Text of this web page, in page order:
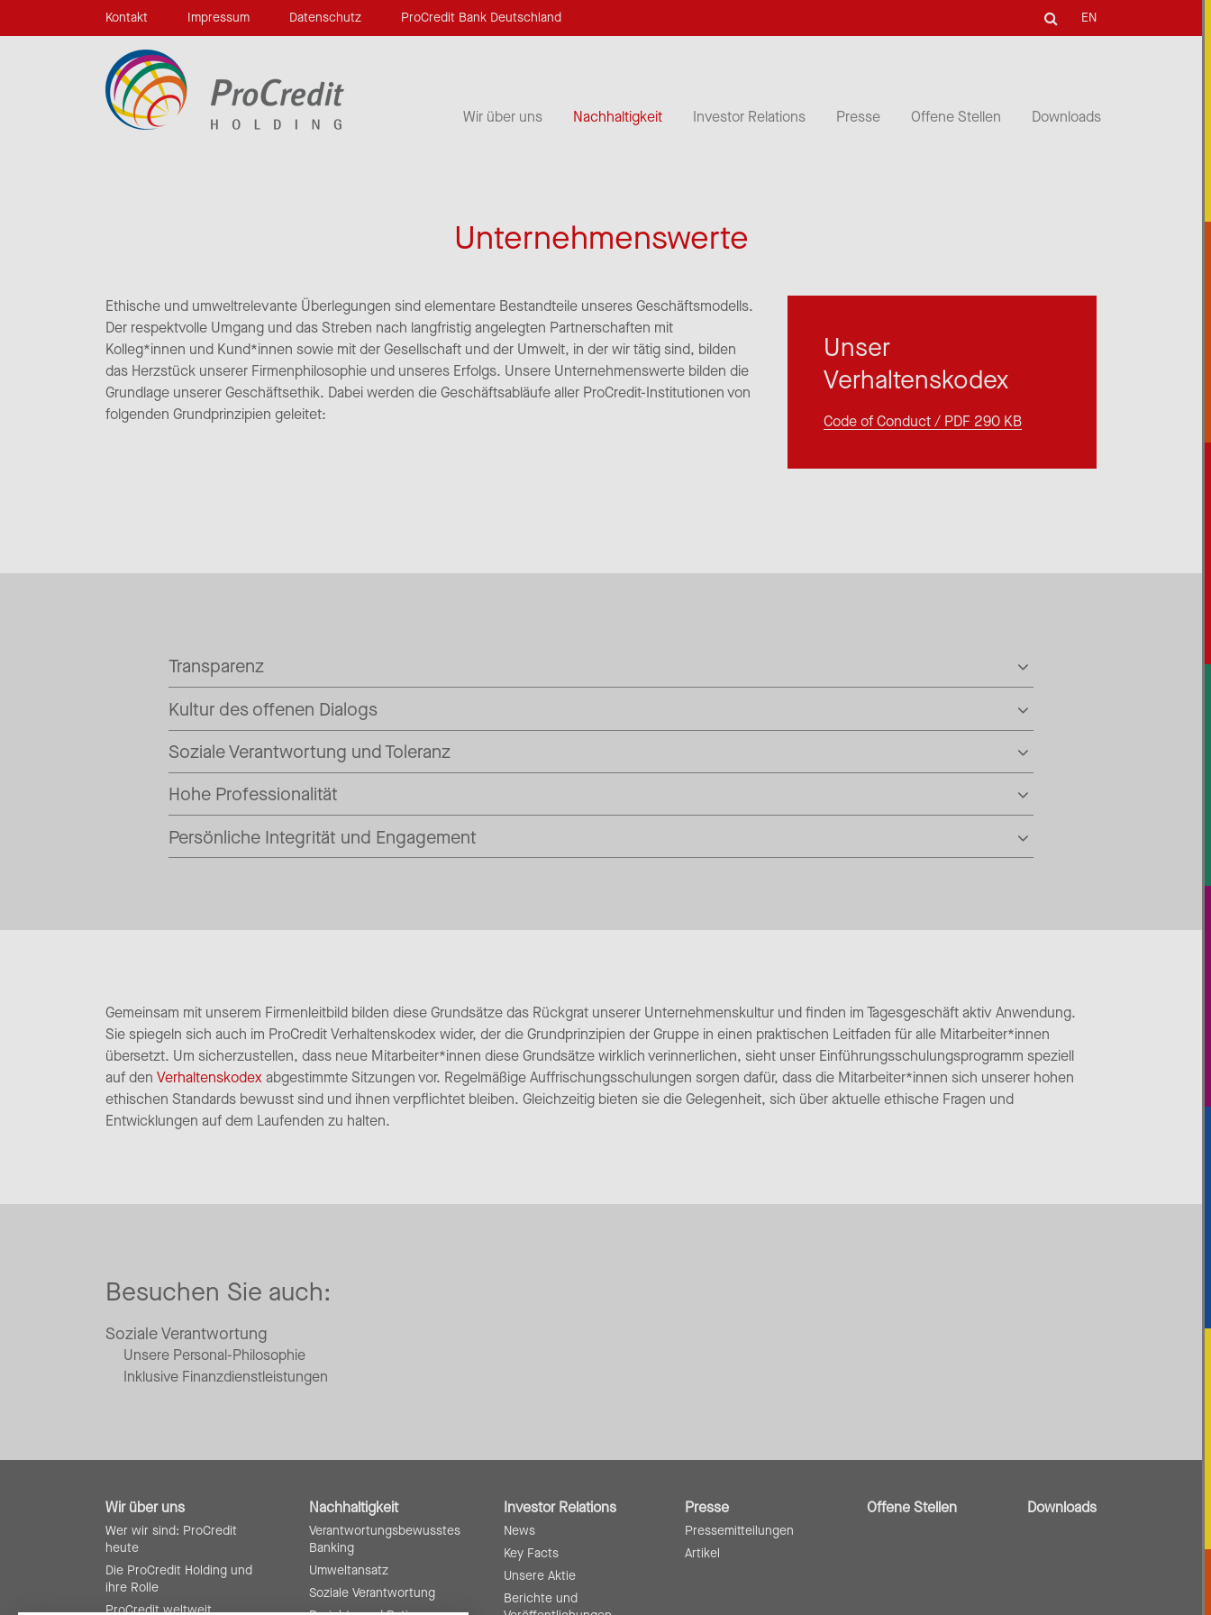
Kontakt Impressum Datenschutz ProCredit Bank Deutschland EN
Wir über uns Nachhaltigkeit Investor Relations Presse Offene Stellen Downloads
Unternehmenswerte
Ethische und umweltrelevante Überlegungen sind elementare Bestandteile unseres Geschäftsmodells.
Der respektvolle Umgang und das Streben nach langfristig angelegten Partnerschaften mit
Kolleg*innen und Kund*innen sowie mit der Gesellschaft und der Umwelt, in der wir tätig sind, bilden
das Herzstück unserer Firmenphilosophie und unseres Erfolgs. Unsere Unternehmenswerte bilden die
Grundlage unserer Geschäftsethik. Dabei werden die Geschäftsabläufe aller ProCredit-Institutionen von
folgenden Grundprinzipien geleitet:
Unser
Verhaltenskodex
Code of Conduct / PDF 290 KB
Transparenz
Kultur des offenen Dialogs
Soziale Verantwortung und Toleranz
Hohe Professionalität
Persönliche Integrität und Engagement
Gemeinsam mit unserem Firmenleitbild bilden diese Grundsätze das Rückgrat unserer Unternehmenskultur und finden im Tagesgeschäft aktiv Anwendung.
Sie spiegeln sich auch im ProCredit Verhaltenskodex wider, der die Grundprinzipien der Gruppe in einen praktischen Leitfaden für alle Mitarbeiter*innen
übersetzt. Um sicherzustellen, dass neue Mitarbeiter*innen diese Grundsätze wirklich verinnerlichen, sieht unser Einführungsschulungsprogramm speziell
auf den Verhaltenskodexabgestimmte Sitzungen vor. Regelmäßige Auffrischungsschulungen sorgen dafür, dass die Mitarbeiter*innen sich unserer hohen
ethischen Standards bewusst sind und ihnen verpflichtet bleiben. Gleichzeitig bieten sie die Gelegenheit, sich über aktuelle ethische Fragen und
Entwicklungen auf dem Laufenden zu halten.
Besuchen Sie auch:
Soziale Verantwortung
Unsere Personal-Philosophie
Inklusive Finanzdienstleistungen
Wir über uns
Wer wir sind: ProCredit
heute
Die ProCredit Holding und
ihre Rolle
ProCredit weltweit
Nachhaltigkeit
Verantwortungsbewusstes
Banking
Umweltansatz
Soziale Verantwortung
Investor Relations
News
Key Facts
Unsere Aktie
Berichte und
Presse
Pressemitteilungen
Artikel
Offene Stellen Downloads